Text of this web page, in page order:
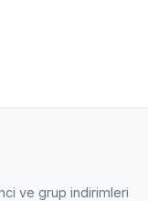
ve grup indirimleri